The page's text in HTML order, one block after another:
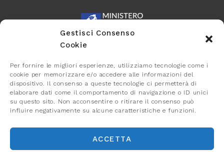
Gestisci Consenso
Cookie
Per fornire le migliori esperienze, utilizziamo tecnologie come i
cookie per memorizzare e/o accedere alle informazioni del
dispositivo. Il consenso a queste tecnologie ci permetterà di
elaborare dati come il comportamento di navigazione o ID unici
su questo sito. Non acconsentire o ritirare il consenso può
influire negativamente su alcune caratteristiche e funzioni.
ACCETTA